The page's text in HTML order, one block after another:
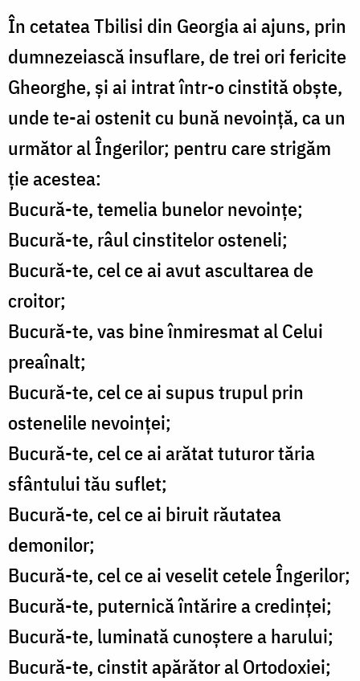
În cetatea Tbilisi din Georgia ai ajuns, prin
dumnezeiască insuflare, de trei ori fericite
Gheorghe, și ai intrat într-o cinstită obște,
unde te-ai ostenit cu bună nevoință, ca un
următor al Îngerilor; pentru care strigăm
ție acestea:
Bucură-te, temelia bunelor nevoințe;
Bucură-te, râul cinstitelor osteneli;
Bucură-te, cel ce ai avut ascultarea de
croitor;
Bucură-te, vas bine înmiresmat al Celui
preaînalt;
Bucură-te, cel ce ai supus trupul prin
ostenelile nevoinței;
Bucură-te, cel ce ai arătat tuturor tăria
sfântului tău suflet;
Bucură-te, cel ce ai biruit răutatea
demonilor;
Bucură-te, cel ce ai veselit cetele Îngerilor;
Bucură-te, puternică întărire a credinței;
Bucură-te, luminată cunoștere a harului;
Bucură-te, cinstit apărător al Ortodoxiei;